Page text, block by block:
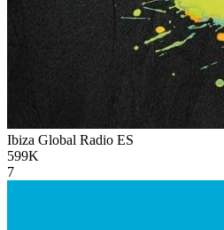
Ibiza Global Radio ES
599K
7